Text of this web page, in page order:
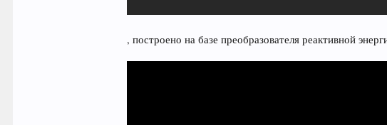
, построено на базе преобразователя реактивной